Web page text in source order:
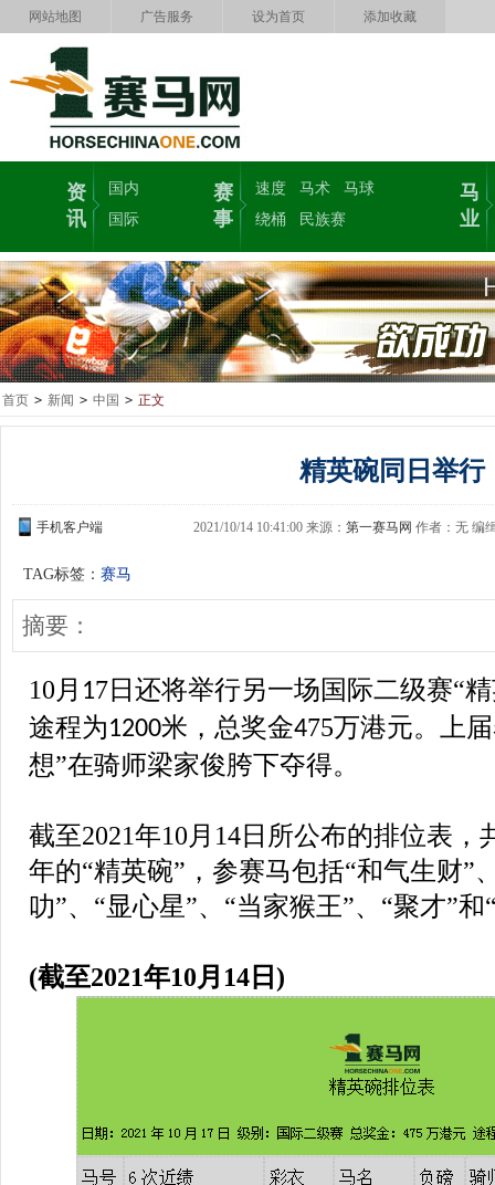
网站地图 广告服务 设为首页 添加收藏
资
讯
国内
国际
赛
事
速度 马术
马球
绕桶
民族赛
马
业
首页 > 新闻 > 中国 > 正文
精英碗同日举行
手机客户端 2021/10/14 10:41:00 来源：第一赛马网 作者：无 编
TAG标签： 赛马
摘要：
10 月 17日还将举行另一场国际二级赛“
途程为1200米，总奖金475万港元。上
想”在骑师梁家俊胯下夺得。
截至2021年10月14日所公布的排位表，
年的“精英碗” ，参赛马包括“和气生财”
叻”、“显心星”、“当家猴王”、“聚才”
(截至2021年10月14日)